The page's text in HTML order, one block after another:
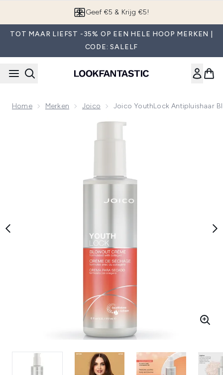
Geef €5 & Krijg €5!
TOT MAAR LIEFST -35% OP EEN HELE HOOP MERKEN |
CODE: SALELF
Home Merken Joico Joico YouthLock Antipluishaar
Now showing image 1 Joico YouthLock Antipluishaar